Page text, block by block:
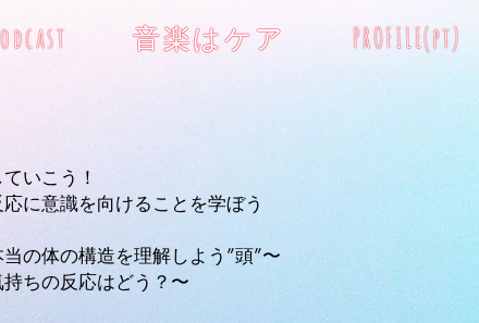
音楽はケア PROFILE(pt)
いこう！
に意識を向けることを学ぼう
の体の構造を理解しよう”頭”〜
ちの反応はどう？〜